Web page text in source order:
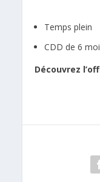
Temps plein
CDD de 6
Découvrez